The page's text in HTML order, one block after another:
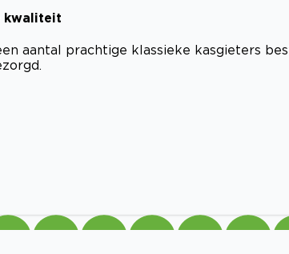
kwaliteit
aantal prachtige klassieke kasgieters